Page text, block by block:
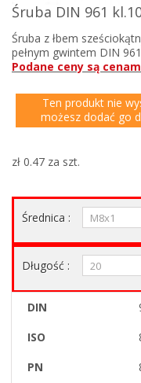
Śruba DIN 961
Śruba z łbem
pełnym gwintem DIN
Podane ceny są
Ten produkt nie
możesz dodać go
zł 0.47 za szt.
Średnica :
Długość :
DIN
ISO
PN